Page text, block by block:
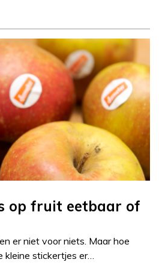
op fruit eetbaar of
er niet voor niets. Maar hoe
kleine stickertjes er…